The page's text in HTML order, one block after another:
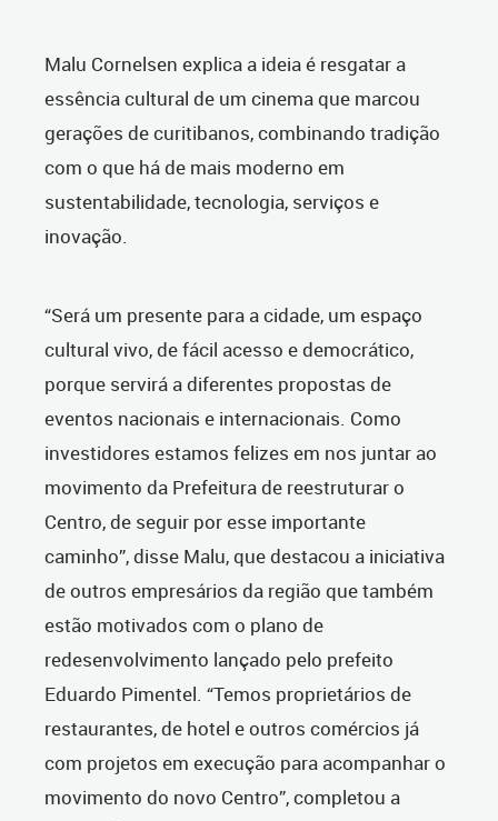
Malu Cornelsen explica a ideia é resgatar a
essência cultural de um cinema que marcou
gerações de curitibanos, combinando tradição
com o que há de mais moderno em
sustentabilidade, tecnologia, serviços e
inovação.
“Será um presente para a cidade, um espaço
cultural vivo, de fácil acesso e democrático,
porque servirá a diferentes propostas de
eventos nacionais e internacionais. Como
investidores estamos felizes em nos juntar ao
movimento da Prefeitura de reestruturar o
Centro, de seguir por esse importante
caminho”, disse Malu, que destacou a iniciativa
de outros empresários da região que também
estão motivados com o plano de
redesenvolvimento lançado pelo prefeito
Eduardo Pimentel. “Temos proprietários de
restaurantes, de hotel e outros comércios já
com projetos em execução para acompanhar o
movimento do novo Centro”, completou a